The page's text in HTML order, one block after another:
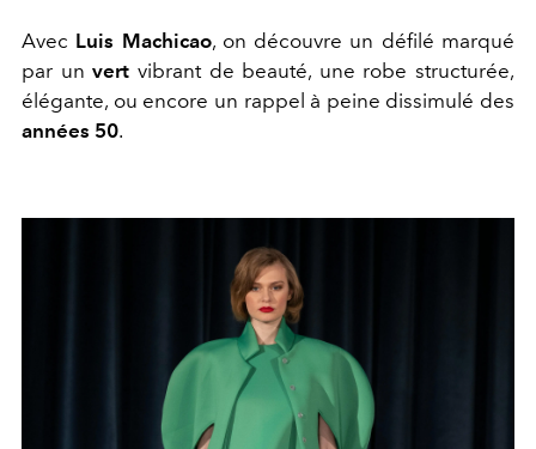
Avec Luis Machicao, on découvre un défilé marqué
par unvert vibrant de beauté, une robe structurée,
élégante, ou encore un rappel à peine dissimulé des
années 50.